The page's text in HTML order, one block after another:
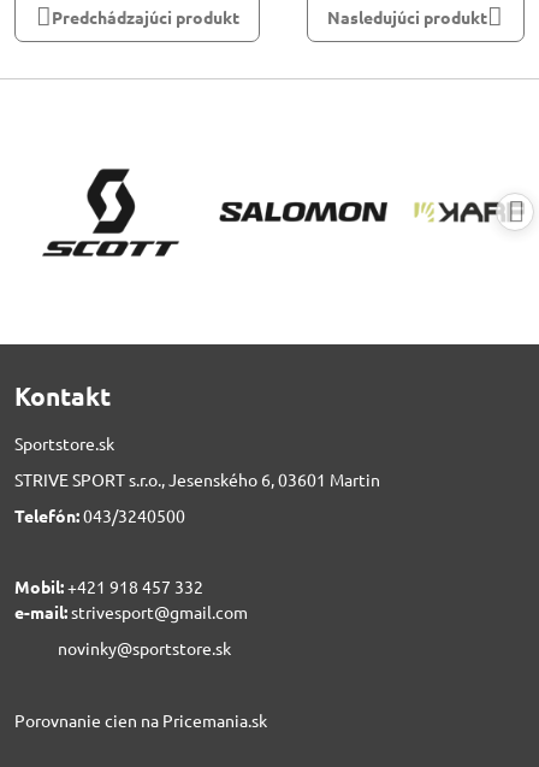
Predchádzajúci produkt Nasledujúci produkt
Kontakt
Sportstore.sk
STRIVE SPORT s.r.o., Jesenského 6, 03601 Martin
Telefón:043/3240500
Mobil:+421 918 457 332
e-mail:strivesport@gmail.com
novinky@sportstore.sk
Porovnanie cien na Pricemania.sk